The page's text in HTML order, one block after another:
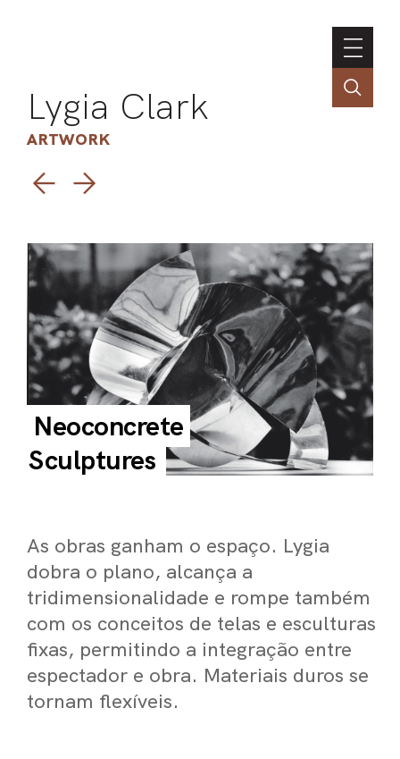
Lygia Clark
ARTWORK
Neoconcrete
Sculptures
As obras ganham o espaço. Lygia
dobra o plano, alcança a
tridimensionalidade e rompe também
com os conceitos de telas e esculturas
fixas, permitindo a integração entre
espectador e obra. Materiais duros se
tornam flexíveis.